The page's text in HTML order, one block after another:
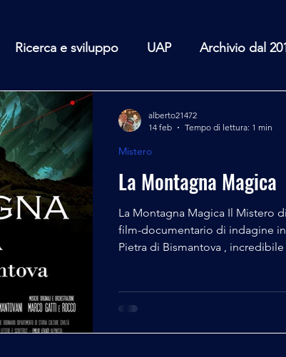
Ricerca e sviluppo UAP Archivio dal
Mare Mediterraneo
Spazio - Astronomia
La Montagna Magica
La Montagna Magica Il Mistero di
film-documentario di indagine
Pietra di Bismantova ,
cinque celebri versi del IV canto
Nel docu-film saranno mostrati
Mistero
alberto21472
14 feb
Tempo di lettura: 1 min